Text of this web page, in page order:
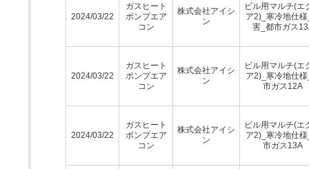
2024/03/22
ガスヒート
ポンプエア
コン
株式会社アイシ
ン
ビル用マルチ(エ
ア2)_寒冷地仕
害_都市ガス
2024/03/22
ガスヒート
ポンプエア
コン
株式会社アイシ
ン
ビル用マルチ(エ
ア2)_寒冷地仕
市ガス12A
2024/03/22
ガスヒート
ポンプエア
コン
株式会社アイシ
ン
ビル用マルチ(エ
ア2)_寒冷地仕
市ガス13A